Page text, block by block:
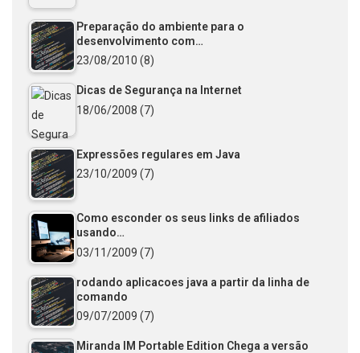
Preparação do ambiente para o
desenvolvimento com…
23/08/2010 (8)
Dicas de Segurança na Internet
18/06/2008 (7)
Expressões regulares em Java
23/10/2009 (7)
Como esconder os seus links de afiliados
usando…
03/11/2009 (7)
rodando aplicacoes java a partir da linha de
comando
09/07/2009 (7)
Miranda IM Portable Edition Chega a versão